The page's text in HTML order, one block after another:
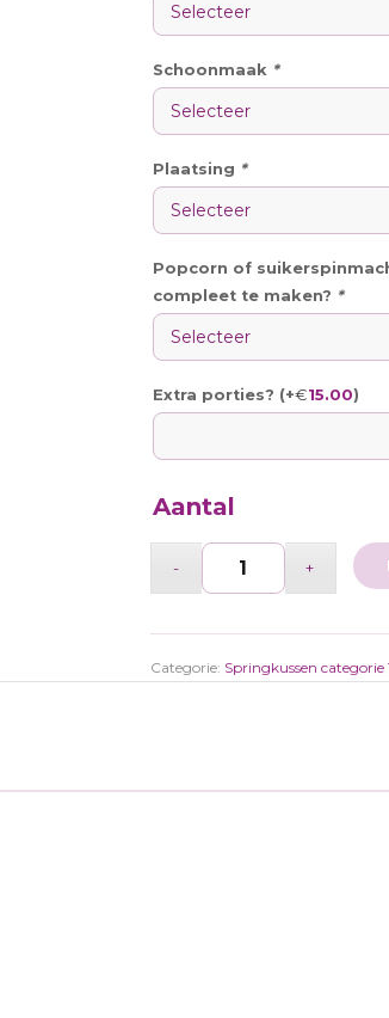
Schoonmaak *
Plaatsing *
Popcorn of
compleet te maken? *
Extra porties? (+€15.00)
Aantal
Categorie: Springkussen categorie